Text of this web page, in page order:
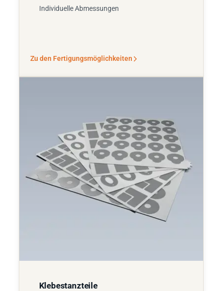
Individuelle Abmessungen
Zu den Fertigungsmöglichkeiten
Klebestanzteile